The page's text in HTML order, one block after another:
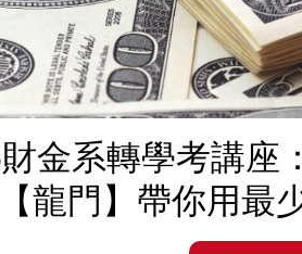
金系轉學考講座
【龍門】帶你用最